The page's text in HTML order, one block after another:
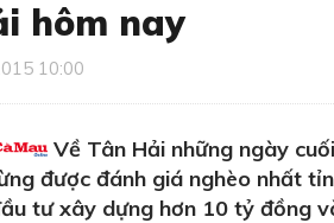
hôm nay
10:00
Về Tân Hải những ngày
được đánh giá nghèo nhất
tư xây dựng hơn 10 tỷ đồng